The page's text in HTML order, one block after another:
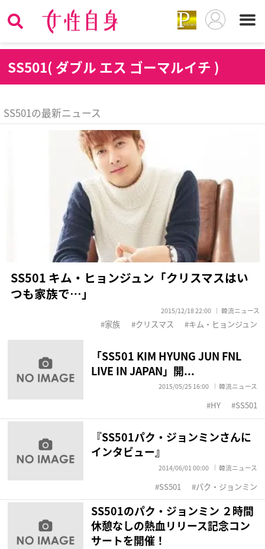
SS501( ダブル エス ゴーマルイチ )
SS501の最新ニュース
SS501 キム・ヒョンジュン「クリスマスはい
つも家族で…」
2015/12/18 22:00 韓流ニュース
家族 クリスマス キム・ヒョンジュン
「SS501 KIM HYUNG JUN FNL
LIVE IN JAPAN」開...
2015/05/25 16:00 韓流ニュース
HY SS501
『SS501パク・ジョンミンさんに
インタビュー』
2014/06/01 00:00 韓流ニュース
SS501 パク・ジョンミン
SS501のパク・ジョンミン ２時間
休憩なしの熱血リリース記念コン
サートを開催！